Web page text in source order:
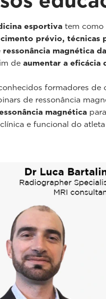
esportiva tem como
prévio, técnicas
ressonância magnética
de aumentar a eficácia
formadores
de ressonância
magnética
e funcional do